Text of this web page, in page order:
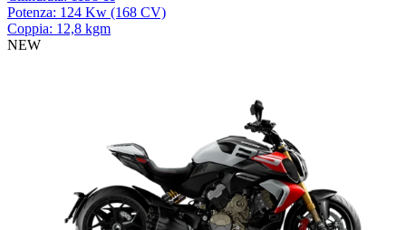
Potenza: 124 Kw (168 CV)
Coppia: 12,8 kgm
NEW